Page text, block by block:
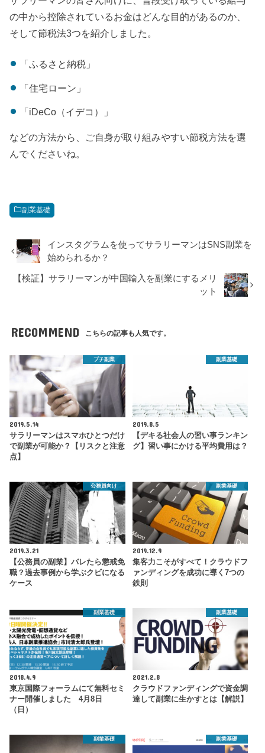
の中から控除されているお金はどんな目的があるのか、
そして節税法3つを紹介しました。
「ふるさと納税」
「住宅ローン」
「iDeCo（イデコ）」
などの方法から、ご自身が取り組みやすい節税方法を選
んでくださいね。
副業基礎
インスタグラムを使ってサラリーマンはSNS副業を
始められるか？
【検証】サラリーマンが中国輸入を副業にするメリ
ット
RECOMMEND こちらの記事も人気です。
プチ副業
2019.5.14
サラリーマンはスマホひとつだけ
で副業が可能か？【リスクと注意
点】
副業基礎
2019.8.5
【デキる社会人の習い事ランキン
グ】習い事にかける平均費用は？
公務員向け
2019.3.21
【公務員の副業】バレたら懲戒免
職？過去事例から学ぶクビになる
ケース
副業基礎
2019.12.9
集客力こそがすべて！クラウドフ
ァンディングを成功に導く7つの
鉄則
副業基礎
2018.4.9
東京国際フォーラムにて無料セミ
ナー開催しました 4月8日
（日）
副業基礎
2021.2.8
クラウドファンディングで資金調
達して副業に生かすとは【解説】
副業基礎 副業基礎